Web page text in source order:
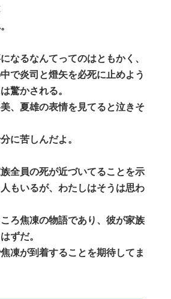
なるなんてってのはともかく、
で炎司と燈矢を必死に止めよう
驚かされる。
、夏雄の表情を見てると泣きそ
に苦しんだよ。
全員の死が近づいてることを示
もいるが、わたしはそうは思わ
ろ焦凍の物語であり、彼が家族
ずだ。
凍が到着することを期待してま